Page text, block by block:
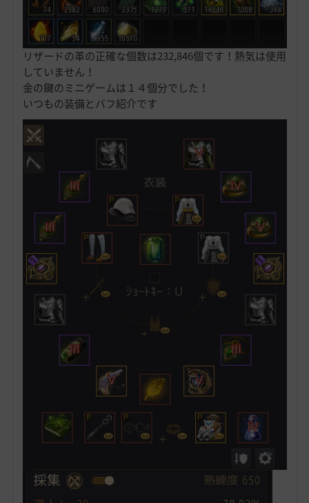
リザードの革の正確な個数は232,846個です！熱気は使用
していません！
金の鍵のミニゲームは１４個分でした！
いつもの装備とバフ紹介です